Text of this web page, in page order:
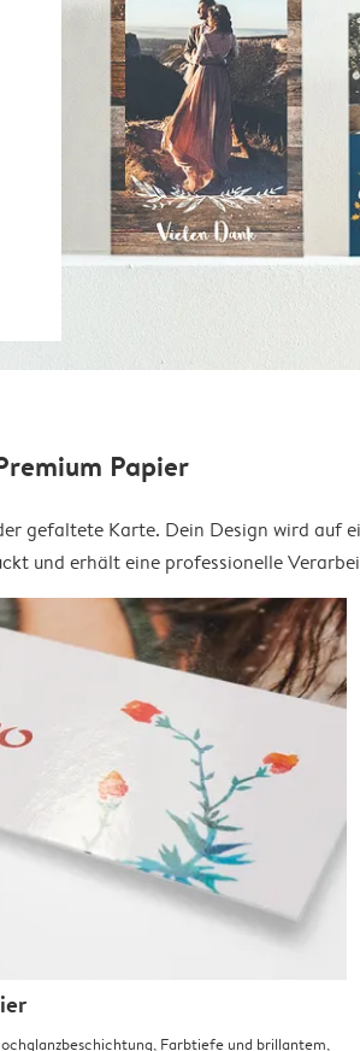
Papier
gefaltete Karte. Dein Design wird auf
und erhält eine professionelle
Farbtiefe und brillantem,